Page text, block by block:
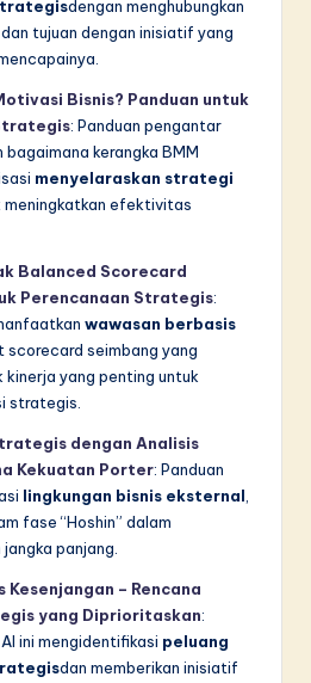
dengan menghubungkan
tujuan dengan inisiatif yang
Bisnis? Panduan untuk
: Panduan pengantar
bagaimana kerangka BMM
menyelaraskan strategi
meningkatkan efektivitas
Balanced Scorecard
Perencanaan Strategis:
wawasan berbasis
scorecard seimbang yang
yang penting untuk
strategis.
dengan Analisis
Kekuatan Porter: Panduan
lingkungan bisnis eksternal,
fase “Hoshin” dalam
panjang.
– Rencana
yang Diprioritaskan:
ini mengidentifikasi peluang
dan memberikan inisiatif